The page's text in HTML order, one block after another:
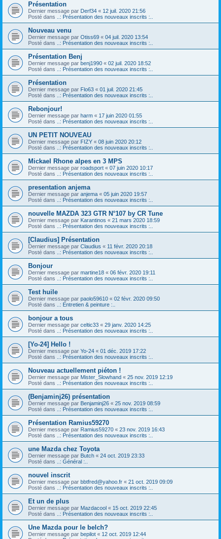
Présentation
Dernier message par Derf34 « 12 juil. 2020 21:56
Posté dans
..: Présentation des nouveaux inscrits :..
Nouveau venu
Dernier message par Otiss69 « 04 juil. 2020 13:54
Posté dans
..: Présentation des nouveaux inscrits :..
Présentation Benj
Dernier message par benj1990 « 02 juil. 2020 18:52
Posté dans
..: Présentation des nouveaux inscrits :..
Présentation
Dernier message par Flo63 « 01 juil. 2020 21:45
Posté dans
..: Présentation des nouveaux inscrits :..
Rebonjour!
Dernier message par harm « 17 juin 2020 01:55
Posté dans
..: Présentation des nouveaux inscrits :..
UN PETIT NOUVEAU
Dernier message par FIZY « 08 juin 2020 20:12
Posté dans
..: Présentation des nouveaux inscrits :..
Mickael Rhone alpes en 3 MPS
Dernier message par roadsport « 07 juin 2020 10:17
Posté dans
..: Présentation des nouveaux inscrits :..
presentation anjema
Dernier message par anjema « 05 juin 2020 19:57
Posté dans
..: Présentation des nouveaux inscrits :..
nouvelle MAZDA 323 GTR N°107 by CR Tune
Dernier message par Karantinos « 21 mars 2020 18:59
Posté dans
..: Présentation des nouveaux inscrits :..
[Claudius] Présentation
Dernier message par Claudius « 11 févr. 2020 20:18
Posté dans
..: Présentation des nouveaux inscrits :..
Bonjour
Dernier message par martine18 « 06 févr. 2020 19:11
Posté dans
..: Présentation des nouveaux inscrits :..
Test huile
Dernier message par paolo59610 « 02 févr. 2020 09:50
Posté dans
..: Entretien & peinture :..
bonjour a tous
Dernier message par celtic33 « 29 janv. 2020 14:25
Posté dans
..: Présentation des nouveaux inscrits :..
[Yo-24] Hello !
Dernier message par Yo-24 « 01 déc. 2019 17:22
Posté dans
..: Présentation des nouveaux inscrits :..
Nouveau actuellement piéton !
Dernier message par Mister_Slowhand « 25 nov. 2019 12:19
Posté dans
..: Présentation des nouveaux inscrits :..
(Benjaminj26) présentation
Dernier message par Benjaminj26 « 25 nov. 2019 08:59
Posté dans
..: Présentation des nouveaux inscrits :..
Présentation Ramius59270
Dernier message par Ramius59270 « 23 nov. 2019 16:43
Posté dans
..: Présentation des nouveaux inscrits :..
une Mazda chez Toyota
Dernier message par Butch « 24 oct. 2019 23:33
Posté dans
..: Général :..
nouvel inscrit
Dernier message par bbtfred@yahoo.fr « 21 oct. 2019 09:09
Posté dans
..: Présentation des nouveaux inscrits :..
Et un de plus
Dernier message par Mazdacool « 15 oct. 2019 22:45
Posté dans
..: Présentation des nouveaux inscrits :..
Une Mazda pour le belch?
Dernier message par bepilot « 12 oct. 2019 12:44